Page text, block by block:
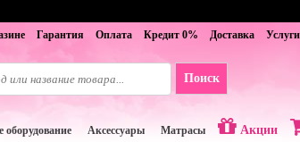
Гарантия Оплата Кредит 0% Доставка Услуги
оборудование Аксессуары Матрасы Акции